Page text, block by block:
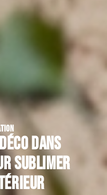
dans
sublimer